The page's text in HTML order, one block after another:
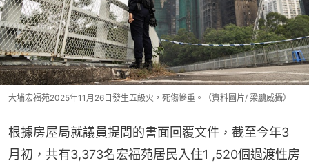
大埔宏福苑2025年11月26日發生五級火，死傷慘重。（資料圖片/ 梁鵬威攝）
根據房屋局就議員提問的書面回覆文件，截至今年3
月初，共有3,373名宏福苑居民入住1 ,520個過渡性房